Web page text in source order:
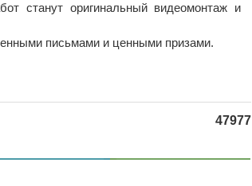
станут оригинальный видеомонтаж и
письмами и ценными призами.
47977